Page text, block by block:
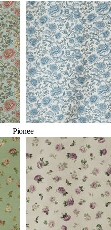
Pionee